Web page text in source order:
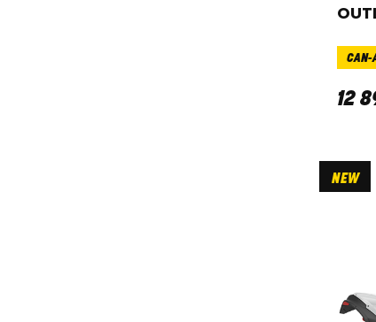
CAN-
12
NEW